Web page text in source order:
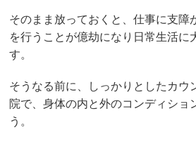
そのまま放っておくと、仕事に支障
を行うことが億劫になり日常生活に
す。
そうなる前に、しっかりとしたカウ
院で、身体の内と外のコンディショ
う。